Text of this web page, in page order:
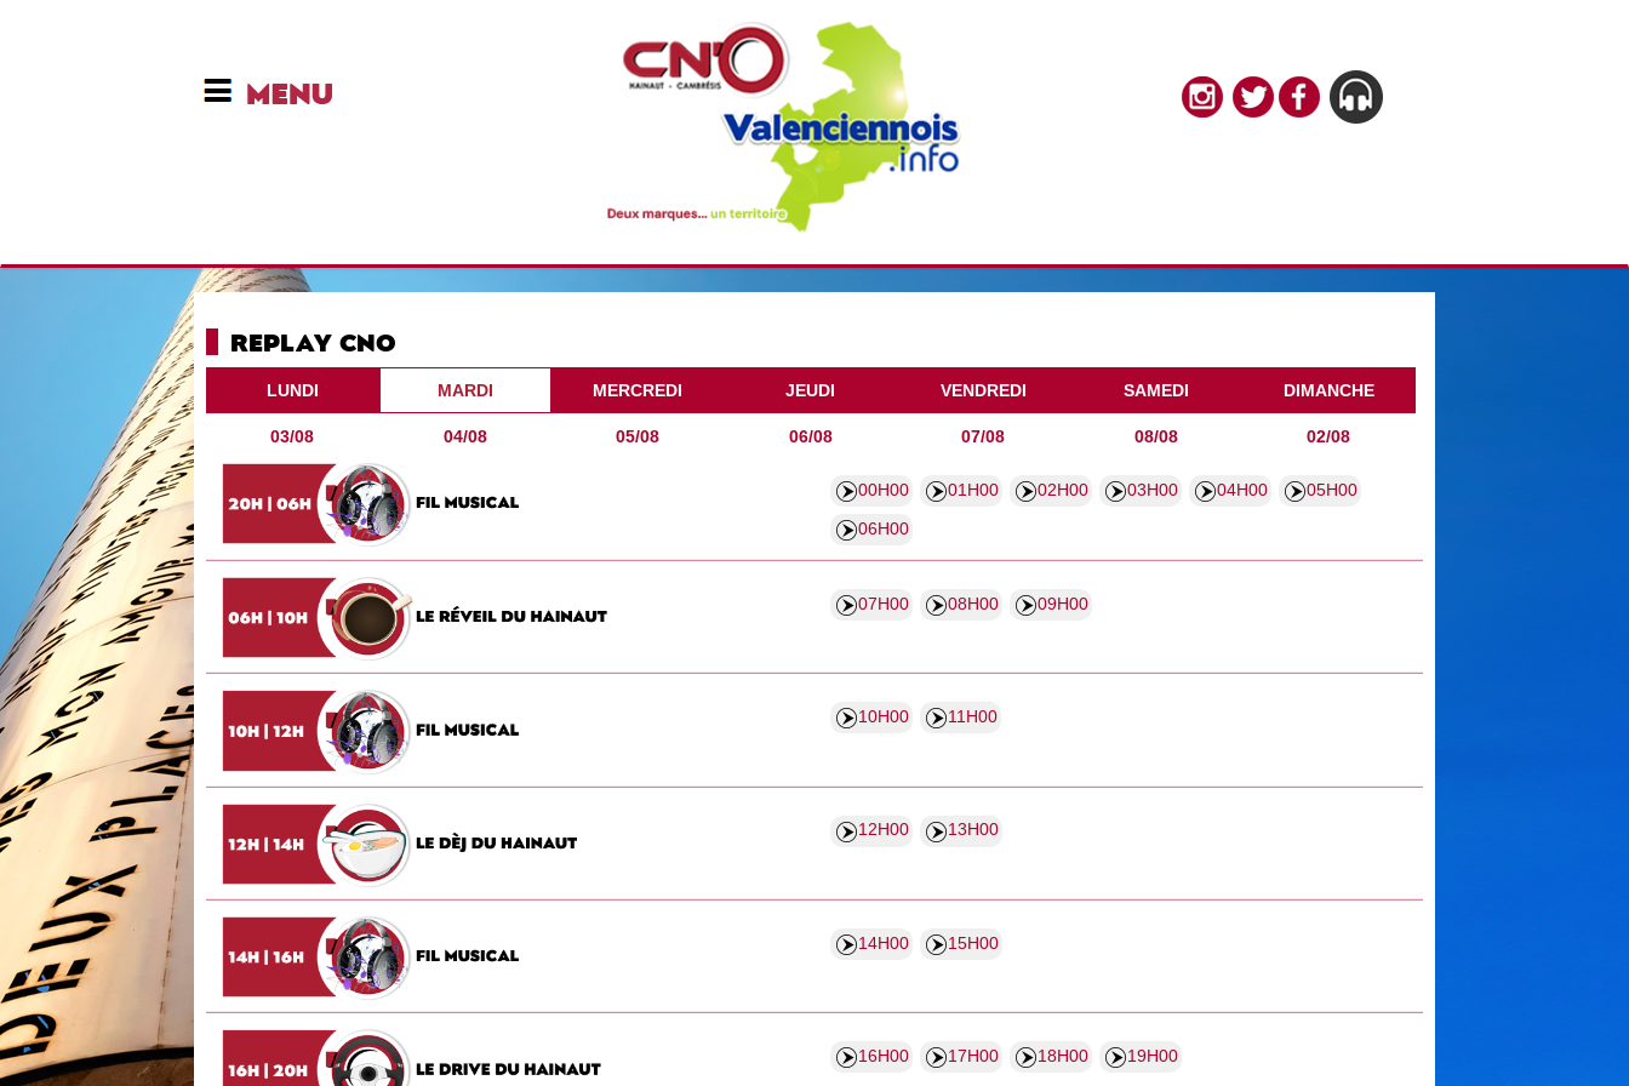
REPLAY CNO
LUNDI MARDI MERCREDI JEUDI VENDREDI SAMEDI DIMANCHE
03/08 04/08 05/08 06/08 07/08 08/08 02/08
00H00 01H00 02H00 03H00 04H00
05H00
06H00
07H00 08H00 09H00
10H00 11H00
12H00 13H00
14H00 15H00
16H00 17H00 18H00 19H00